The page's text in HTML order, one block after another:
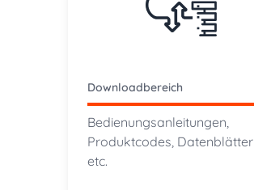
Downloadbereich
Bedienungsanleitungen,
Produktcodes, Datenblätter
etc.